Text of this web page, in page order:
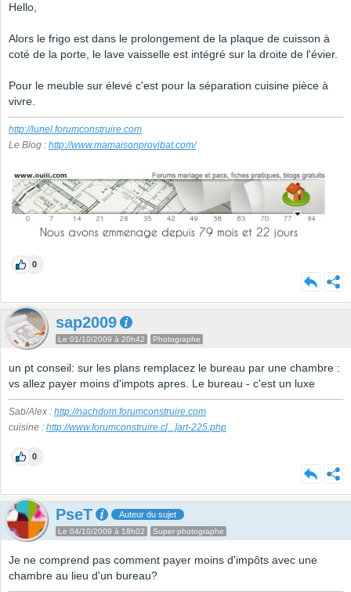
Hello,
Alors le frigo est dans le prolongement de la plaque de cuisson à
coté de la porte, le lave vaisselle est intégré sur la droite de l'évier.
Pour le meuble sur élevé c'est pour la séparation cuisine pièce à
vivre.
http://lunel.forumconstruire.com
Le Blog : http://www.mamaisonprovibat.com/
0
sap2009
Le 01/10/2009 à 20h42 Photographe
un pt conseil: sur les plans remplacez le bureau par une chambre :
vs allez payer moins d'impots apres. Le bureau - c'est un luxe
Sab/Alex : http://nachdom.forumconstruire.com
cuisine : http://www.forumconstruire.c[...]art-225.php
0
PseT Auteur du sujet
Le 04/10/2009 à 18h02 Super photographe
Je ne comprend pas comment payer moins d'impôts avec une
chambre au lieu d'un bureau?